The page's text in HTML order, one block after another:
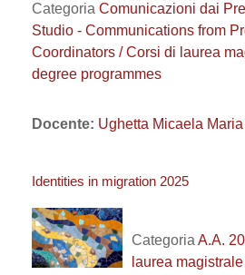
Categoria Comunicazioni dai
Studio - Communications from
Coordinators / Corsi di laurea
degree programmes
Docente: Ughetta Micaela
Identities in migration 2025
Categoria A.A.
laurea